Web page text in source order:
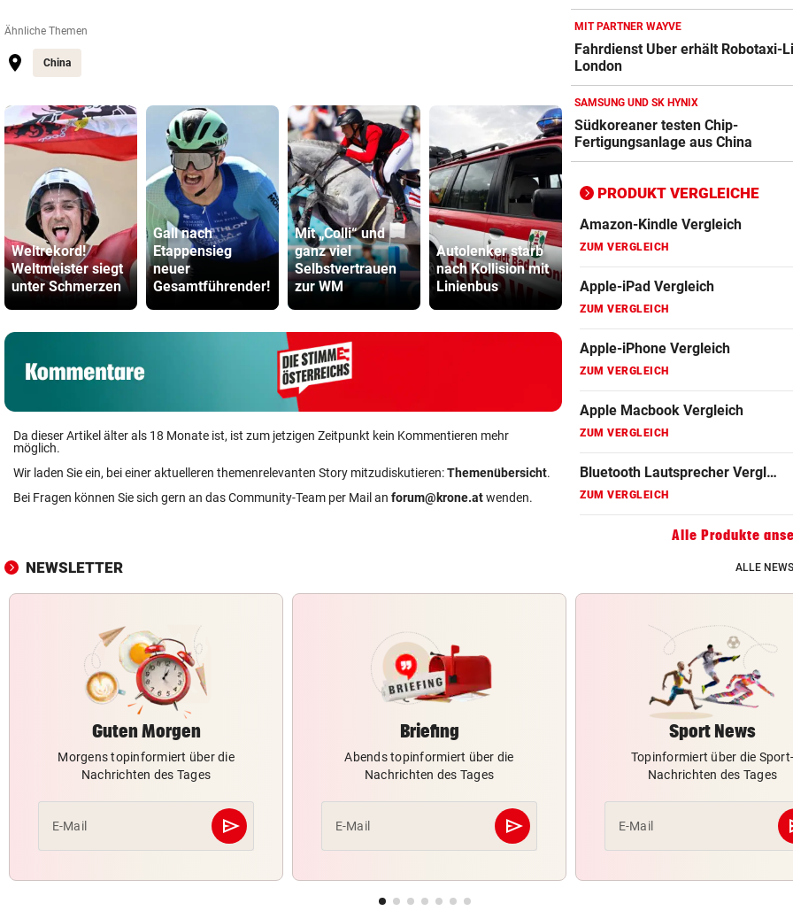
Ähnliche Themen
China
Weltrekord!
Weltmeister siegt
unter Schmerzen
Gall nach
Etappensieg
neuer
Gesamtführender!
Mit „Colli“ und
ganz viel
Selbstvertrauen
zur WM
Autolenker starb
nach Kollision mit
Linienbus
Ex-Stürmerstar
Forlan neuer
Teamchef von
Uruguay
Katzentöter-
Anwalt:
viel Hass
Da dieser Artikel älter als 18 Monate ist, ist zum jetzigen Zeitpunkt kein Kommentieren mehr
möglich.
Wir laden Sie ein, bei einer aktuelleren themenrelevanten Story mitzudiskutieren:Themenübersicht.
Bei Fragen können Sie sich gern an das Community-Team per Mail an forum@krone.atwenden.
MIT PARTNER WAYVE
Fahrdienst Uber erhält Robotaxi-
London
SAMSUNG UND SK HYNIX
Südkoreaner testen Chip-
Fertigungsanlage aus China
PRODUKT VERGLEICHE
Amazon-Kindle Vergleich
ZUM VERGLEICH
Apple-iPad Vergleich
ZUM VERGLEICH
Apple-iPhone Vergleich
Apple Macbook Vergleich
ZUM VERGLEICH
ZUM VERGLEICH
DSL Speedtest
ZUM VERGLEICH
Fernseher Vergleich
ZUM VERGLEICH
Fritz Repeater Vergleich
ZUM VERGLEICH
ZUM VERGLEICH
Alle Produkte
NEWSLETTER ALLE
Guten Morgen
Morgens topinformiert über die
Nachrichten des Tages
E-Mail send
Abschicken
Briefing
Abends topinformiert über die
Nachrichten des Tages
E-Mail send
Abschicken
Sport News
Topinformiert über die Sport-
Nachrichten des Tages
E-Mail